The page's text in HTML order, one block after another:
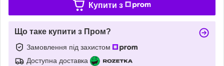
Купити з
Що таке купити з Пром?
Замовлення під захистом
Доступна доставка